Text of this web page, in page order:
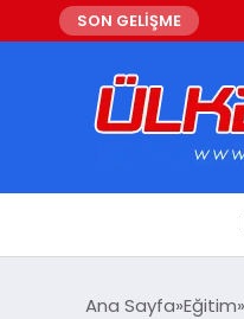
SON GELİŞME
Ana Sayfa Eğitim